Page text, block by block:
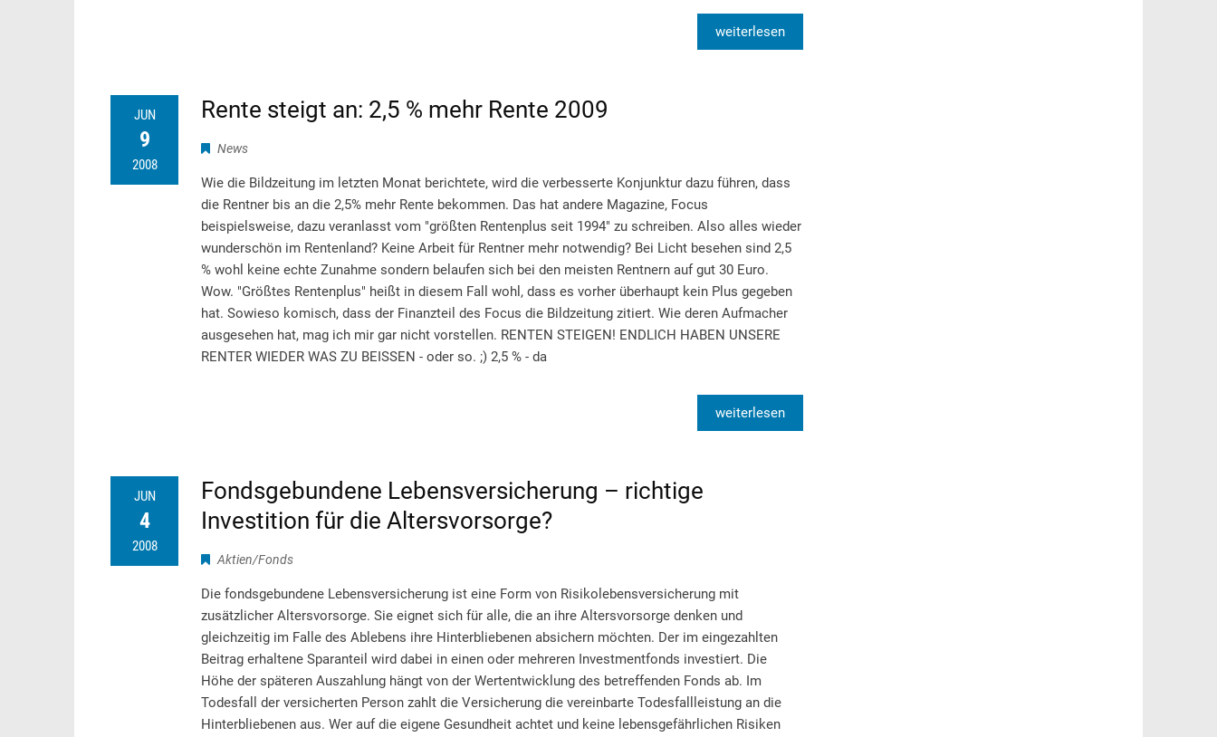
weiterlesen
JUN
9
2008
Rente steigt an: 2,5 % mehr Rente 2009
News
Wie die Bildzeitung im letzten Monat berichtete, wird die verbesserte Konjunktur dazu führen, dass
die Rentner bis an die 2,5% mehr Rente bekommen. Das hat andere Magazine, Focus
beispielsweise, dazu veranlasst vom "größten Rentenplus seit 1994" zu schreiben. Also alles wieder
wunderschön im Rentenland? Keine Arbeit für Rentner mehr notwendig? Bei Licht besehen sind 2,5
% wohl keine echte Zunahme sondern belaufen sich bei den meisten Rentnern auf gut 30 Euro.
Wow. "Größtes Rentenplus" heißt in diesem Fall wohl, dass es vorher überhaupt kein Plus gegeben
hat. Sowieso komisch, dass der Finanzteil des Focus die Bildzeitung zitiert. Wie deren Aufmacher
ausgesehen hat, mag ich mir gar nicht vorstellen. RENTEN STEIGEN! ENDLICH HABEN UNSERE
RENTER WIEDER WAS ZU BEISSEN - oder so. ;) 2,5 % - da
weiterlesen
JUN
4
2008
Fondsgebundene Lebensversicherung – richtige
Investition für die Altersvorsorge?
Aktien/Fonds
Die fondsgebundene Lebensversicherung ist eine Form von Risikolebensversicherung mit
zusätzlicher Altersvorsorge. Sie eignet sich für alle, die an ihre Altersvorsorge denken und
gleichzeitig im Falle des Ablebens ihre Hinterbliebenen absichern möchten. Der im eingezahlten
Beitrag erhaltene Sparanteil wird dabei in einen oder mehreren Investmentfonds investiert. Die
Höhe der späteren Auszahlung hängt von der Wertentwicklung des betreffenden Fonds ab. Im
Todesfall der versicherten Person zahlt die Versicherung die vereinbarte Todesfallleistung an die
Hinterbliebenen aus. Wer auf die eigene Gesundheit achtet und keine lebensgefährlichen Risiken